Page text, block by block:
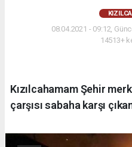
08.04.2021 - 09:12,
14513+
Kızılcahamam Şehir
çarşısı sabaha karşı